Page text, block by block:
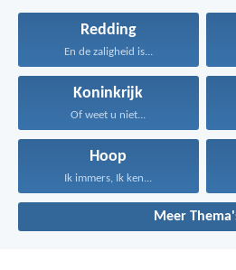
Redding
En de zaligheid is...
Koninkrijk
Of weet u niet...
Hoop
Ik immers, Ik ken...
Meer